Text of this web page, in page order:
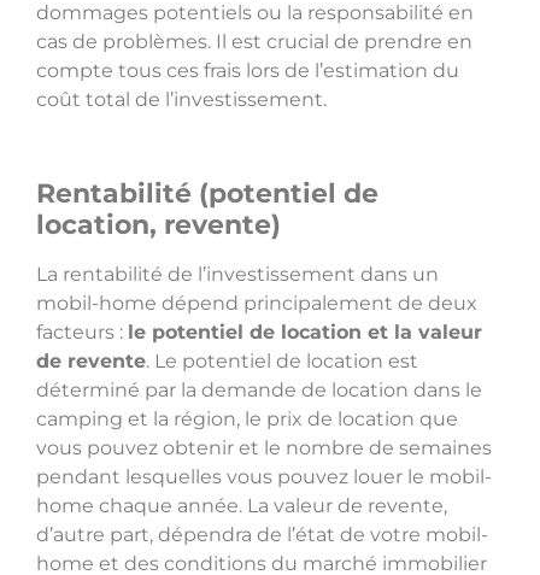
dommages potentiels ou la responsabilité en
cas de problèmes. Il est crucial de prendre en
compte tous ces frais lors de l’estimation du
coût total de l’investissement.
Rentabilité (potentiel de
location, revente)
La rentabilité de l’investissement dans un
mobil-home dépend principalement de deux
facteurs : le potentiel de location et la valeur
de revente. Le potentiel de location est
déterminé par la demande de location dans le
camping et la région, le prix de location que
vous pouvez obtenir et le nombre de semaines
pendant lesquelles vous pouvez louer le mobil-
home chaque année. La valeur de revente,
d’autre part, dépendra de l’état de votre mobil-
home et des conditions du marché immobilier